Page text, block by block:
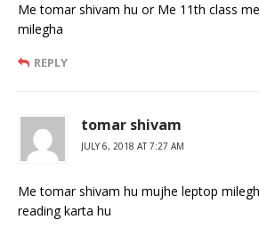
Me tomar shivam hu or Me 11th class
milegha
REPLY
tomar shivam
JULY 6, 2018 AT 7:27 AM
Me tomar shivam hu mujhe leptop
reading karta hu